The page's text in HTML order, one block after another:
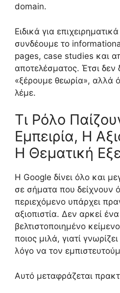
domain.
Ειδικά για
συνδέουμε το
pages, case studies και
αποτελέσματος. Έτσι δεν
«ξέρουμε θεωρία», αλλά
λέμε.
Τι Ρόλο
Εμπειρία, Η
Η Θεματική
Η Google δίνει όλο και
σε σήματα που δείχνουν
περιεχόμενο υπάρχει
αξιοπιστία. Δεν αρκεί
βελτιστοποιημένο
ποιος μιλά, γιατί
λόγο να τον
Αυτό μεταφράζεται